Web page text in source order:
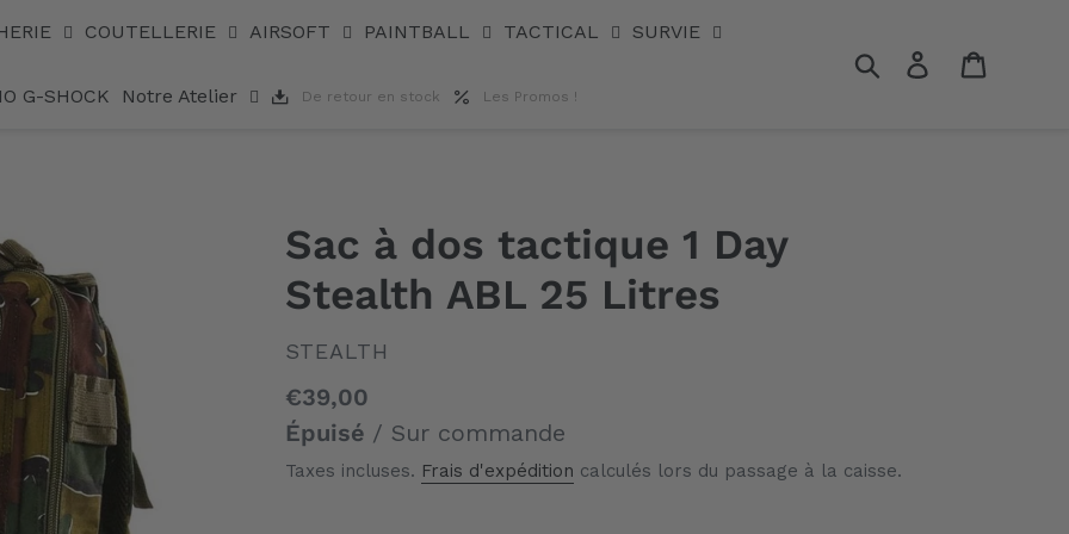
COUTELLERIE AIRSOFT PAINTBALL TACTICAL SURVIE
G-SHOCK Notre Atelier De retour en stock Les Promos !
RechercherSe connecter
Sac à dos tactique 1 Day
Stealth ABL 25 Litres
DISTRIBUTEUR
STEALTH
Prix
normal
€39,00
Épuisé / Sur commande
Taxes incluses. Frais d'expédition calculés lors du passage à la caisse.